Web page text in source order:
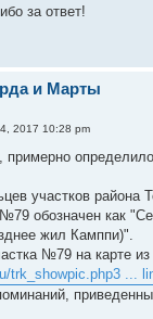
за ответ!
и Марты
2017 10:28 pm
примерно
участков района
обозначен как
жил Камппи)".
№79 на карте из
trk_showpic.php3 ...